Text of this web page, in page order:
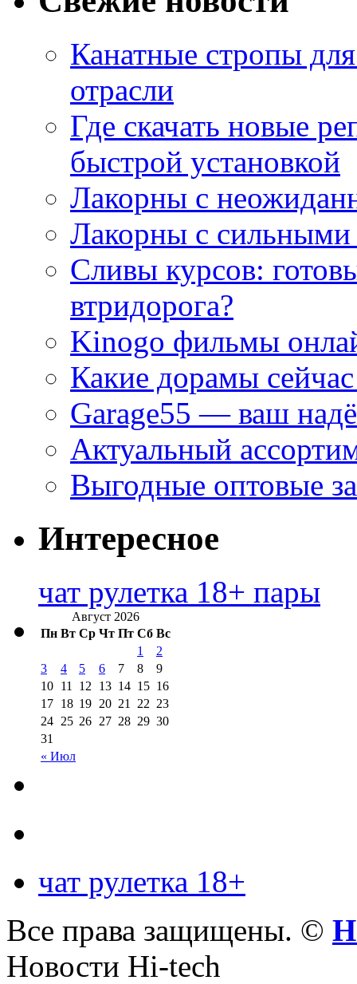
Канатные стропы
отрасли
Где скачать новые
быстрой установкой
Лакорны с
Лакорны с сильными
Сливы курсов:
втридорога?
Kinogo фильмы
Какие дорамы
Garage55 — ваш
Актуальный
Выгодные оптовые
Интересное
чат рулетка 18+ пары
Август 2026
Пн Вт Ср Чт Пт Сб Вс
« Июл
1
2
3
4 5 6 7 8
9
10 11 12 13 14 15 16
17 18 19 20 21 22 23
24 25 26 27 28 29 30
31
чат рулетка 18+
Все права защищены. ©
Новости Hi-tech